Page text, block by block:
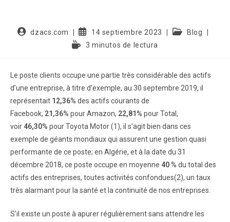
dzacs.com 14 septiembre 2023
Blog
3 minutos de lectura
Le poste clients occupe une partie très considérable des actifs
d’une entreprise, à titre d’exemple, au 30 septembre 2019, il
représentait 12,36% des actifs courants de
Facebook, 21,36% pour Amazon, 22,81% pour Total,
voir 46,30% pour Toyota Motor (1), il s’agit bien dans ces
exemple de géants mondiaux qui assurent une gestion quasi
performante de ce poste; en Algérie, et à la date du 31
décembre 2018, ce poste occupe en moyenne 40 % du total des
actifs des entreprises, toutes activités confondues(2), un taux
très alarmant pour la santé et la continuité de nos entreprises.
S’il existe un poste à apurer régulièrement sans attendre les